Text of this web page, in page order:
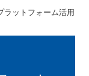
ラットフォーム活用